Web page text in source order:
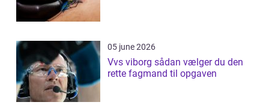
05 june 2026
Vvs viborg sådan vælger du den
rette fagmand til opgaven